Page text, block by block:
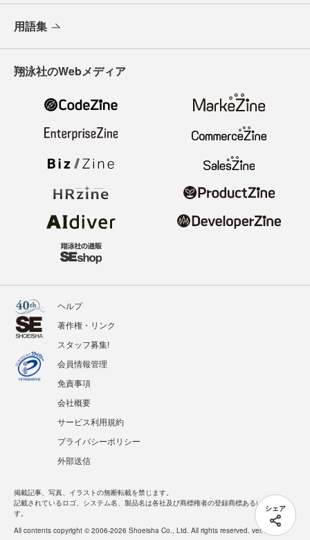
シェア
用語集
翔泳社のWebメディア
ヘルプ
著作権・リンク
スタッフ募集!
会員情報管理
免責事項
会社概要
サービス利用規約
プライバシーポリシー
外部送信
掲載記事、写真、イラストの無断転載を禁じます。
記載されているロゴ、システム名、製品名は各社及び商標権者の登録商標あるいは商標で
す。
All contents copyright © 2006-2026 Shoeisha Co., Ltd. All rights reserved. ver.1.5